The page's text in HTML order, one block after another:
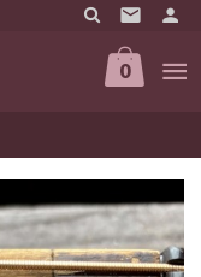
0